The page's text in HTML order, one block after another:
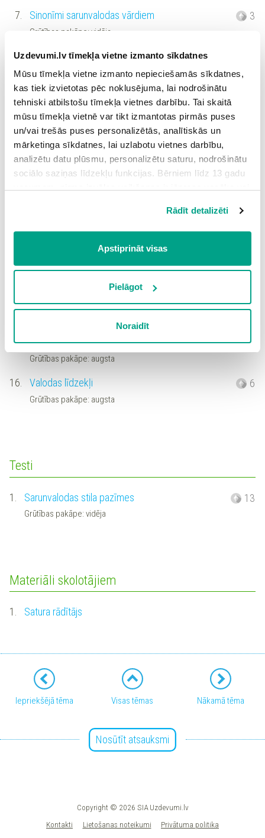
Uzdevumi.lv tīmekļa vietne izmanto sīkdatnes
Mūsu tīmekļa vietne izmanto nepieciešamās sīkdatnes,
kas tiek izvietotas pēc noklusējuma, lai nodrošinātu
tehniski atbilstošu tīmekļa vietnes darbību. Tai skaitā
mūsu tīmekļa vietnē var tikt izmantotas pirmās puses
un/vai trešās puses personalizētās, analītiskās un
mārketinga sīkdatnes, lai uzlabotu vietnes darbību,
analizētu datu plūsmu, personalizētu saturu, nodrošinātu
sociālo saziņas līdzekļu funkcijas. Bērniem līdz 13 gadu
Spiežot uz pogas “Apstiprināt visas”, Jūs piekrītat visām
sīkdatnēm, kas atrodas šajā tīmekļa vietnē, ieskaitot
trešo pušu mārketinga sīkdatnes. Spiežot uz pogas
vietnē, izņemot “Nepieciešamās” sīkdatnes, kuru
izmantošanai nav nepieciešams iegūt lietotāja piekrišanu.
Spiežot uz pogas “Apstiprināt izvēlētās”, Jūs varat mainīt
sīkdatņu politikuun ir iespēja atsaukt savu
piekrišanu sadaļā “Sīkdatņu iestatījumi”.
Rādīt detalizēti
Apstiprināt visas
Pielāgot
Noraidīt
7. Sinonīmi sarunvalodas vārdiem
Grūtības pakāpe: vidēja
3
8. Saziņas mērķis
Grūtības pakāpe: vidēja
9. Valodas līdzekļu skaidrojums
Grūtības pakāpe: vidēja
10. Interpunkcija
Grūtības pakāpe: vidēja
11. Valodas līdzekļi
2
14. Neliterārā sarunvaloda 2
15. Sarunvalodas vārdi
Grūtības pakāpe: augsta
7
16. Valodas līdzekļi
Grūtības pakāpe: augsta
6
Testi
1. Sarunvalodas stila pazīmes
Grūtības pakāpe: vidēja
13
Materiāli skolotājiem
1. Satura rādītājs
Iepriekšējā tēma Visas tēmas Nākamā tēma
Nosūtīt atsauksmi
Copyright © 2026 SIA Uzdevumi.lv
Kontakti
Lietošanas noteikumi
Privātuma politika